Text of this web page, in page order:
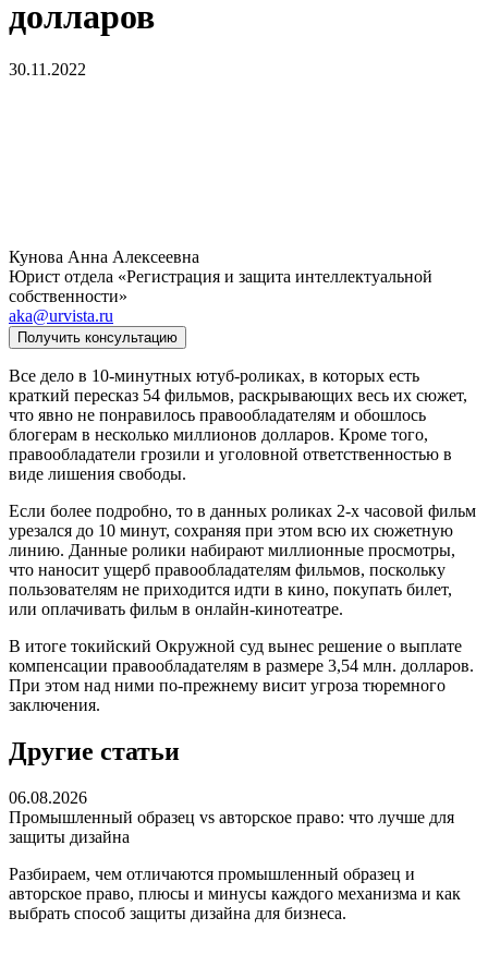
долларов
30.11.2022
Кунова Анна Алексеевна
Юрист отдела «Регистрация и защита интеллектуальной
собственности»
aka@urvista.ru
Получить консультацию
Все дело в 10-минутных ютуб-роликах, в которых есть
краткий пересказ 54 фильмов, раскрывающих весь их сюжет,
что явно не понравилось правообладателям и обошлось
блогерам в несколько миллионов долларов. Кроме того,
правообладатели грозили и уголовной ответственностью в
виде лишения свободы.
Если более подробно, то в данных роликах 2-х часовой фильм
урезался до 10 минут, сохраняя при этом всю их сюжетную
линию. Данные ролики набирают миллионные просмотры,
что наносит ущерб правообладателям фильмов, поскольку
пользователям не приходится идти в кино, покупать билет,
или оплачивать фильм в онлайн-кинотеатре.
В итоге токийский Окружной суд вынес решение о выплате
компенсации правообладателям в размере 3,54 млн. долларов.
При этом над ними по-прежнему висит угроза тюремного
заключения.
Другие статьи
06.08.2026
Промышленный образец vs авторское право: что лучше для
защиты дизайна
Разбираем, чем отличаются промышленный образец и
авторское право, плюсы и минусы каждого механизма и как
выбрать способ защиты дизайна для бизнеса.